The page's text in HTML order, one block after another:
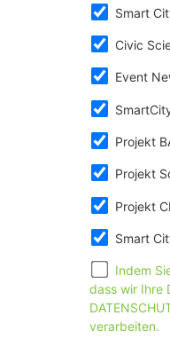
Smart
Civic
Event
Projekt
Projekt
Projekt
Smart
Indem
dass wir Ihre
verarbeiten.